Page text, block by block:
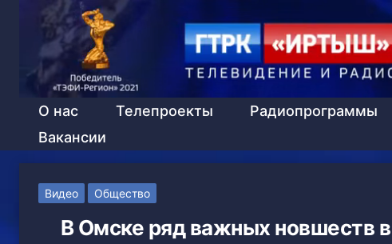
О нас Телепроекты Радиопрограммы
Вакансии
Видео Общество
В Омске ряд важных новшеств